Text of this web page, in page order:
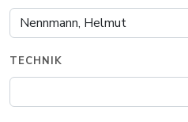
TECHNIK